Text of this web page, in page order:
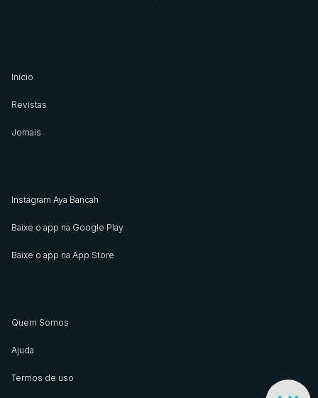
Início
Revistas
Jornais
Instagram Aya Bancah
Baixe o app na Google Play
Baixe o app na App Store
Quem Somos
Ajuda
Termos de uso